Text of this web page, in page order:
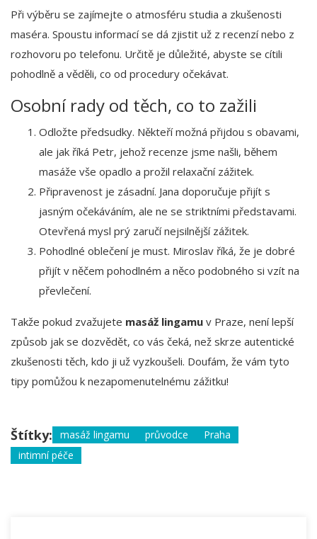
Při výběru se zajímejte o atmosféru studia a zkušenosti
maséra. Spoustu informací se dá zjistit už z recenzí nebo z
rozhovoru po telefonu. Určitě je důležité, abyste se cítili
pohodlně a věděli, co od procedury očekávat.
Osobní rady od těch, co to zažili
Odložte předsudky. Někteří možná přijdou s obavami,
ale jak říká Petr, jehož recenze jsme našli, během
masáže vše opadlo a prožil relaxační zážitek.
Připravenost je zásadní. Jana doporučuje přijít s
jasným očekáváním, ale ne se striktními představami.
Otevřená mysl prý zaručí nejsilnější zážitek.
Pohodlné oblečení je must. Miroslav říká, že je dobré
přijít v něčem pohodlném a něco podobného si vzít na
převlečení.
Takže pokud zvažujete masáž lingamu v Praze, není lepší
způsob jak se dozvědět, co vás čeká, než skrze autentické
zkušenosti těch, kdo ji už vyzkoušeli. Doufám, že vám tyto
tipy pomůžou k nezapomenutelnému zážitku!
Štítky: masáž lingamu průvodce
Praha
intimní péče